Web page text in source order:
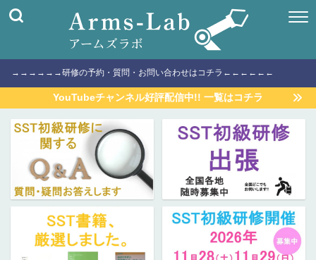
→→→→→→研修の予約・質問・お問い合わせはコチラ←←←←←←
YouTubeチャンネル好評配信中!! 一覧はコチラ